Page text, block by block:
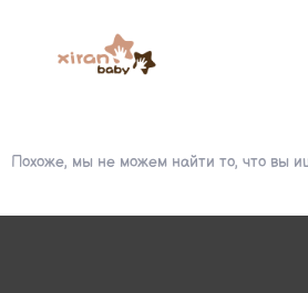
Похоже, мы не можем найти то, что вы